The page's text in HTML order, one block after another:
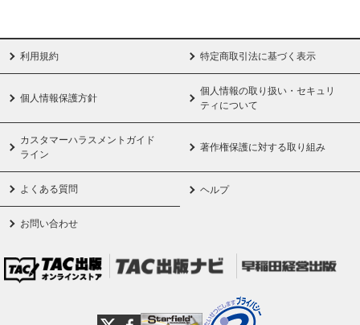
利用規約 特定商取引法に基づく表示
個人情報保護方針
個人情報の取り扱い・セキュリ
ティについて
カスタマーハラスメントガイド
ライン
著作権保護に対する取り組み
よくある質問 ヘルプ
お問い合わせ